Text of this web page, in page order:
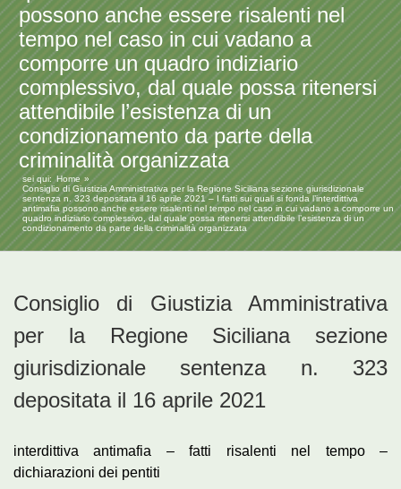
possono anche essere risalenti nel
tempo nel caso in cui vadano a
comporre un quadro indiziario
complessivo, dal quale possa ritenersi
attendibile l’esistenza di un
condizionamento da parte della
criminalità organizzata
sei qui:
Home
Consiglio di Giustizia Amministrativa per la Regione Siciliana sezione giurisdizionale
sentenza n. 323 depositata il 16 aprile 2021 – I fatti sui quali si fonda l’interdittiva
antimafia possono anche essere risalenti nel tempo nel caso in cui vadano a comporre un
quadro indiziario complessivo, dal quale possa ritenersi attendibile l’esistenza di un
condizionamento da parte della criminalità organizzata
Consiglio di Giustizia Amministrativa
per la Regione Siciliana sezione
giurisdizionale sentenza n. 323
depositata il 16 aprile 2021
interdittiva antimafia – fatti risalenti nel tempo –
dichiarazioni dei pentiti